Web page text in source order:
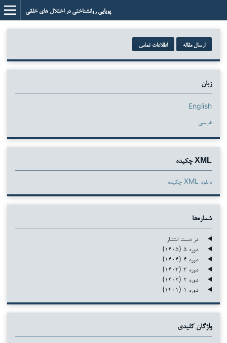
پویایی روانشناختی در اختلال های خلقی
ارسال مقاله اطلاعات تماس
زبان
English
فارسی
XML چکیده
دانلود XML چکیده
شماره‌ها
در دست انتشار
دوره ۵ (۱۴۰۵)
دوره ۴ (۱۴۰۴)
دوره ۳ (۱۴۰۳)
دوره ۲ (۱۴۰۲)
دوره ۱ (۱۴۰۱)
واژگان کلیدی